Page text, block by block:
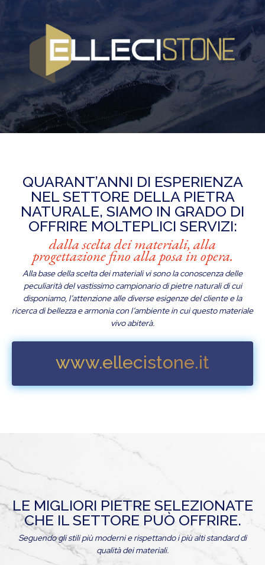
QUARANT’ANNI DI ESPERIENZA
NEL SETTORE DELLA PIETRA
NATURALE, SIAMO IN GRADO DI
OFFRIRE MOLTEPLICI SERVIZI:
dalla scelta dei materiali, alla
progettazione fino alla posa in opera.
Alla base della scelta dei materiali vi sono la conoscenza delle
peculiarità del vastissimo campionario di pietre naturali di cui
disponiamo, l’attenzione alle diverse esigenze del cliente e la
ricerca di bellezza e armonia con l’ambiente in cui questo materiale
vivo abiterà.
www.ellecistone.it
LE MIGLIORI PIETRE SELEZIONATE
CHE IL SETTORE PUÒ OFFRIRE.
Seguendo gli stili più moderni e rispettando i più alti standard di
qualità dei materiali.